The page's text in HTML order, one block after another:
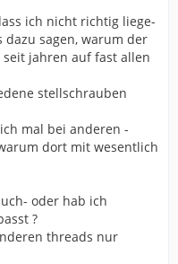
ich nicht richtig liege-
sagen, warum der
jahren auf fast allen
stellschrauben
mal bei anderen -
dort mit wesentlich
oder hab ich
?
threads nur